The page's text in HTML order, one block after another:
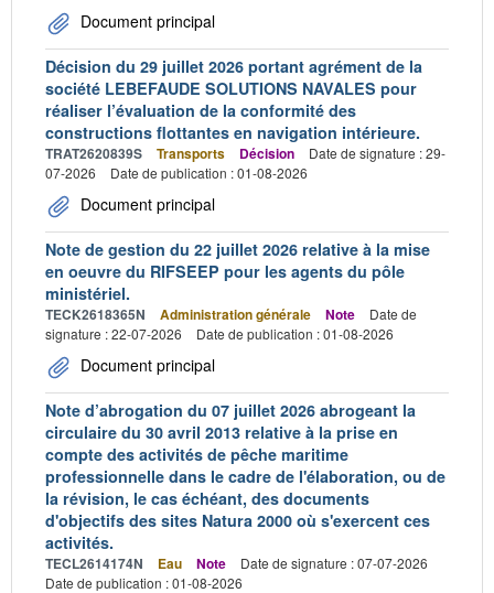
Document principal
Décision du 29 juillet 2026 portant agrément de la
société LEBEFAUDE SOLUTIONS NAVALES pour
réaliser l’évaluation de la conformité des
constructions flottantes en navigation intérieure.
TRAT2620839S Transports Décision
Date de signature : 29-
07-2026
Date de publication : 01-08-2026
Document principal
Note de gestion du 22 juillet 2026 relative à la mise
en oeuvre du RIFSEEP pour les agents du pôle
ministériel.
TECK2618365N Administration générale Note
Date de
signature : 22-07-2026
Date de publication : 01-08-2026
Document principal
Note d’abrogation du 07 juillet 2026 abrogeant la
circulaire du 30 avril 2013 relative à la prise en
compte des activités de pêche maritime
professionnelle dans le cadre de l'élaboration, ou de
la révision, le cas échéant, des documents
d'objectifs des sites Natura 2000 où s'exercent ces
activités.
TECL2614174N Eau Note
Date de signature : 07-07-2026
Date de publication : 01-08-2026